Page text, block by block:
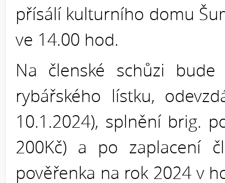
přísálí kulturního domu
ve 14.00 hod.
Na členské schůzi
rybářského lístku,
10.1.2024), splnění brig.
200Kč) a po zaplacení
pověřenka na rok 2024 v